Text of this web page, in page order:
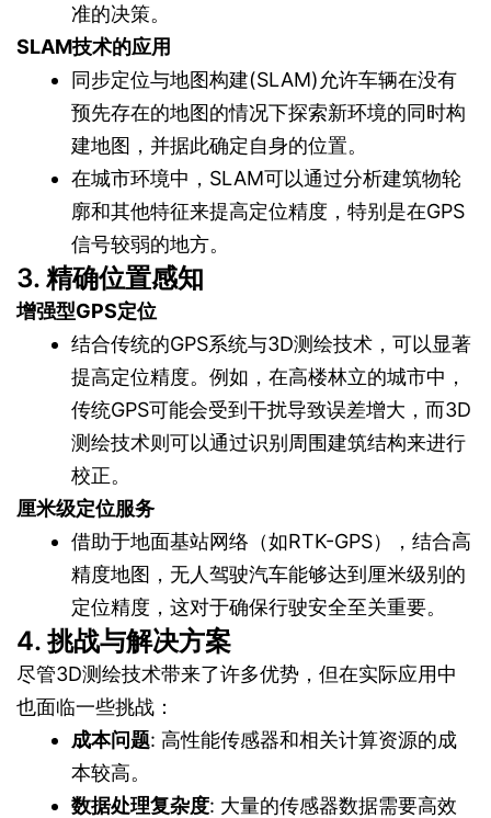
准的决策。
SLAM技术的应用
同步定位与地图构建(SLAM)允许车辆在没有
预先存在的地图的情况下探索新环境的同时构
建地图，并据此确定自身的位置。
在城市环境中，SLAM可以通过分析建筑物轮
廓和其他特征来提高定位精度，特别是在GPS
信号较弱的地方。
3. 精确位置感知
增强型GPS定位
结合传统的GPS系统与3D测绘技术，可以显著
提高定位精度。例如，在高楼林立的城市中，
传统GPS可能会受到干扰导致误差增大，而3D
测绘技术则可以通过识别周围建筑结构来进行
校正。
厘米级定位服务
借助于地面基站网络（如RTK-GPS），结合高
精度地图，无人驾驶汽车能够达到厘米级别的
定位精度，这对于确保行驶安全至关重要。
4. 挑战与解决方案
尽管3D测绘技术带来了许多优势，但在实际应用中
也面临一些挑战：
成本问题: 高性能传感器和相关计算资源的成
本较高。
数据处理复杂度: 大量的传感器数据需要高效